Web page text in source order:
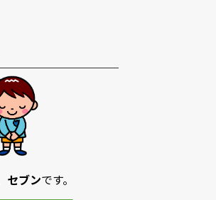
セブンです。